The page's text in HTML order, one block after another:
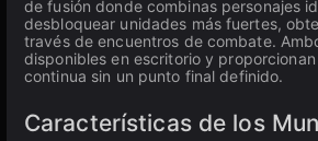
de fusión donde combinas personajes
desbloquear unidades más fuertes,
través de encuentros de combate.
disponibles en escritorio y
continua sin un punto final definido.
Características de los